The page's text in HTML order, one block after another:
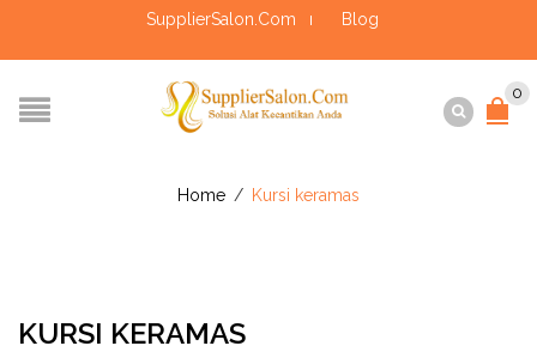
SupplierSalon.Com Blog
0
Home / Kursi keramas
KURSI KERAMAS